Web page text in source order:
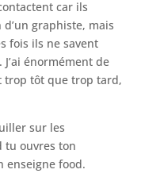
car ils
graphiste, mais
fois ils ne savent
énormément de
trop tôt que trop tard,
sur les
tu ouvres ton
enseigne food.